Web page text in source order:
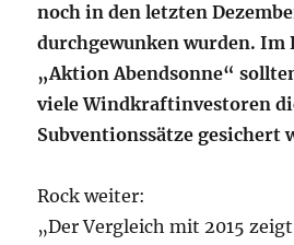
noch in den letzten
durchgewunken wurden. Im
„Aktion Abendsonne“
viele Windkraftinvestoren
Subventionssätze gesichert
Rock weiter:
„Der Vergleich mit 2015